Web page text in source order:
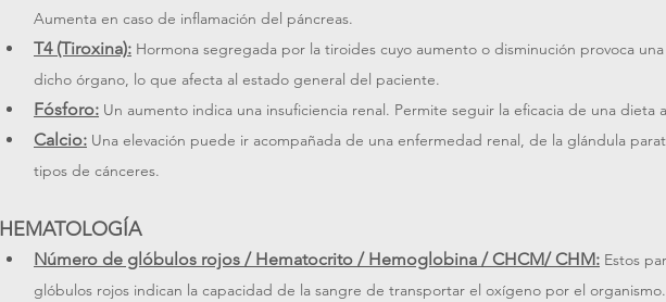
Aumenta en caso de inflamación del páncreas.
T4 (Tiroxina): Hormona segregada por la tiroides cuyo aumento o disminución provoca
dicho órgano, lo que afecta al estado general del paciente.
Fósforo: Un aumento indica una insuficiencia renal. Permite seguir la eficacia de una dieta
Calcio: Una elevación puede ir acompañada de una enfermedad renal, de la glándula
tipos de cánceres.
HEMATOLOGÍA
Número de glóbulos rojos / Hematocrito / Hemoglobina / CHCM/ CHM: Estos
glóbulos rojos indican la capacidad de la sangre de transportar el oxígeno por el organismo.